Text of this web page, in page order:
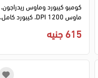
كومبو كيبورد وماوس ريدراجون،
ماوس 1200 DPI، كيبورد كامل،
615 جنيه